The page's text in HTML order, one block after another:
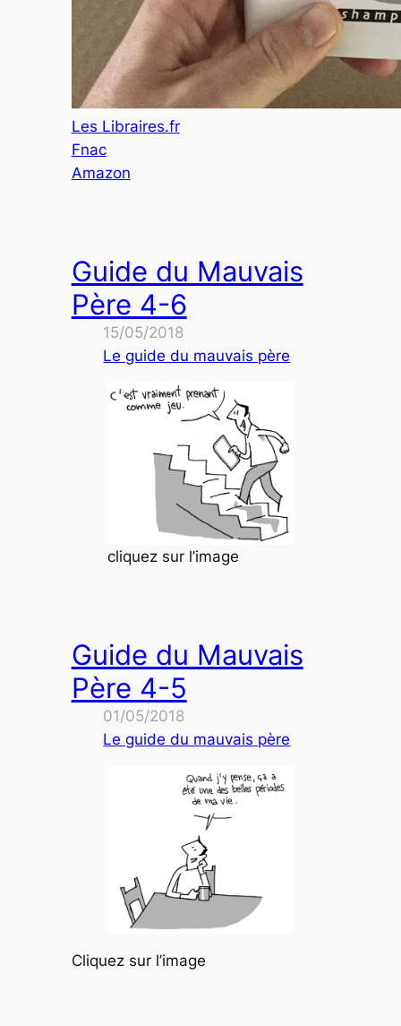
Les Libraires.fr
Fnac
Amazon
Guide du Mauvais
Père 4-6
15/05/2018
Le guide du mauvais père
cliquez sur l’image
Guide du Mauvais
Père 4-5
01/05/2018
Le guide du mauvais père
Cliquez sur l’image